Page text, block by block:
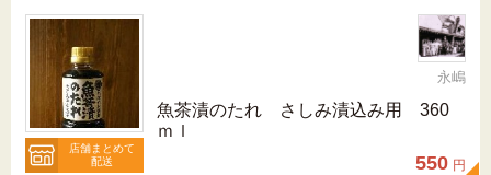
店舗まとめて
配送
永嶋
魚茶漬のたれ さしみ漬込み用 360
ｍｌ
550 円